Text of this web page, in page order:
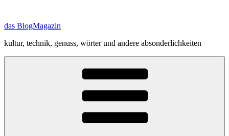
springen
das BlogMagazin
kultur, technik, genuss, wörter und andere absonderlichkeiten